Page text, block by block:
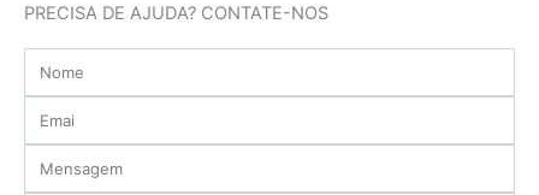
PRECISA DE AJUDA? CONTATE-NOS